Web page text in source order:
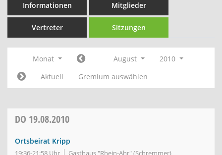
Informationen Mitglieder
Vertreter Sitzungen
Monat August
2010
Aktuell
Gremium auswählen
DO 19.08.2010
Ortsbeirat Kripp
19:36-21:58 Uhr Gasthaus "Rhein-Ahr" (Schremmer)